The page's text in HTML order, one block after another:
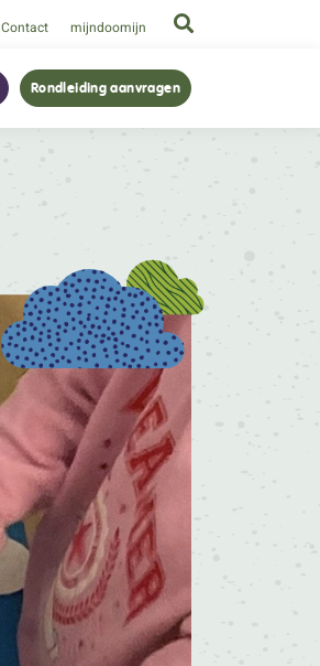
Contact mijndoomijn
Rondleiding aanvragen